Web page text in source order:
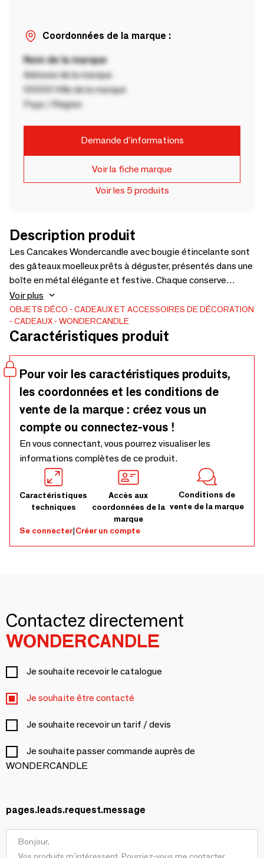
Coordonnées de la marque :
Nom de la marque
Adresse de la marque
00000 Ville de la marque
Pays / Région
Demande d'informations
Voir la fiche marque
Voir les 5 produits
Description produit
Les Cancakes Wondercandle avec bougie étincelante sont
des gâteaux moelleux prêts à déguster, présentés dans une
boîte en métal élégante et festive. Chaque conserve
contient un délicieux gâteau (goût variable selon le modèle)
et une bougie étincelante en forme d’étoile ou de cœur.
Parfaits pour souhaiter un joyeux anniversaire, dire merci ou
marquer un petit moment de joie, ces cadeaux originaux
de surprise, de gourmandise et d’émotion à partager !
Voir plus
OBJETS DÉCO
CADEAUX ET ACCESSOIRES DE DÉCORATION
CADEAUX
WONDERCANDLE
Caractéristiques produit
Pour voir les caractéristiques produits,
les coordonnées et les conditions de
vente de la marque : créez vous un
compte ou connectez-vous !
En vous connectant, vous pourrez visualiser les
informations complètes de ce produit.
Caractéristiques
techniques
Accès aux
coordonnées de la
marque
Conditions de
vente de la marque
Se connecter|Créer un compte
Contactez directement
WONDERCANDLE
Je souhaite recevoir le catalogue
Je souhaite être contacté
Je souhaite recevoir un tarif / devis
Je souhaite passer commande auprès de
WONDERCANDLE
pages.leads.request.message